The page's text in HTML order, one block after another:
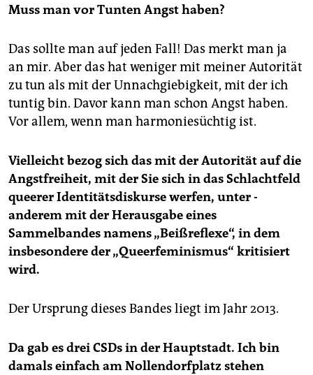
Muss man vor Tunten Angst haben?
Das sollte man auf jeden Fall! Das merkt man ja
an mir. Aber das hat weniger mit meiner Autorität
zu tun als mit der Unnachgiebigkeit, mit der ich
tuntig bin. Davor kann man schon Angst haben.
Vor allem, wenn man harmoniesüchtig ist.
Vielleicht bezog sich das mit der Autorität auf die
Angstfreiheit, mit der Sie sich in das Schlachtfeld
queerer Identitätsdiskurse werfen, unter ­
anderem mit der Herausgabe eines
Sammelbandes namens „Beißreflexe“, in dem
insbesondere der „Queerfeminismus“ kritisiert
wird.
Der Ursprung dieses Bandes liegt im Jahr 2013.
Da gab es drei CSDs in der Hauptstadt. Ich bin
damals einfach am Nollendorfplatz stehen